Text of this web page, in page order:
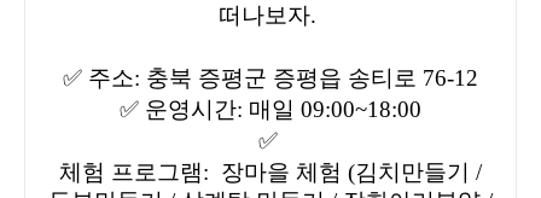
떠나보자.
✅ 주소: 충북 증평군 증평읍 송티로 76-12
✅ 운영시간: 매일 09:00~18:00
✅
체험 프로그램: 장마을 체험 (김치만들기 /